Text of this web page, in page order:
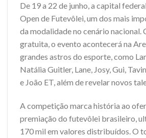
De 19 a 22 de junho, a capital
Open de Futevôlei, um dos mais
da modalidade no cenário nacional.
gratuita, o evento acontecerá na
grandes astros do esporte, como
Natália Guitler, Lane, Josy, Gui,
e João ET, além de revelar novos
A competição marca história ao
premiação do futevôlei brasileiro,
170 mil em valores distribuídos. O